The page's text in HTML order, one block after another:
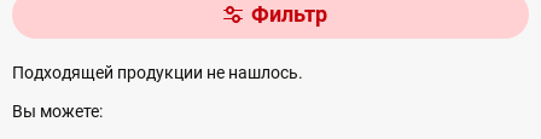
Фильтр
Подходящей продукции не нашлось.
Вы можете: